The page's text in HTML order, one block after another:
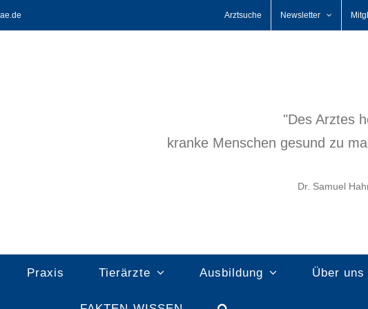
Arztsuche Newsletter
"Des Arztes
kranke Menschen gesund zu
Dr. Samuel
Praxis Tierärzte Ausbildung Über uns